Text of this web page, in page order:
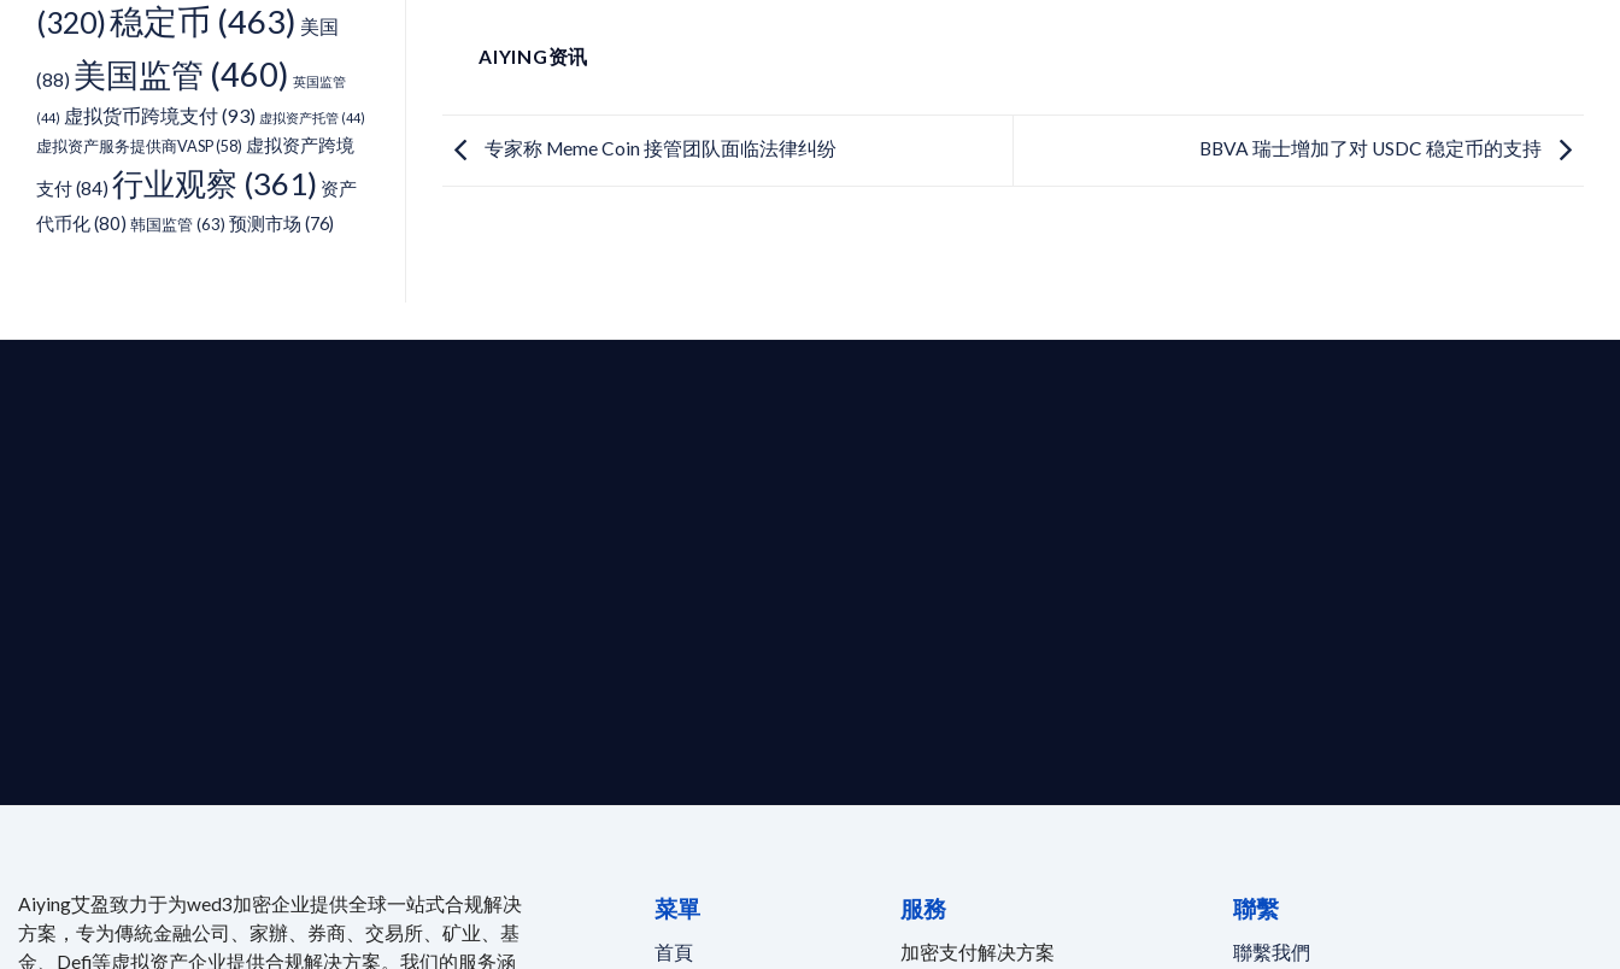
(320)稳定币 (463) 美国
(88) 美国监管 (460) 英国监管
(44) 虚拟货币跨境支付(93) 虚拟资产托管 (44)
虚拟资产服务提供商VASP(58) 虚拟资产跨境
支付(84) 行业观察 (361) 资产
代币化(80) 韩国监管(63) 预测市场 (76)
AIYING资讯
专家称 Meme Coin 接管团队面临法律纠纷 BBVA 瑞士增加了对 USDC 稳定币的支持
Aiying艾盈致力于为wed3加密企业提供全球一站式合规解决
方案，专为傳統金融公司、家辦、券商、交易所、矿业、基
金、Defi等虚拟资产企业提供合规解决方案。我们的服务涵
菜單
首頁
服務
加密支付解决方案
聯繫
聯繫我們